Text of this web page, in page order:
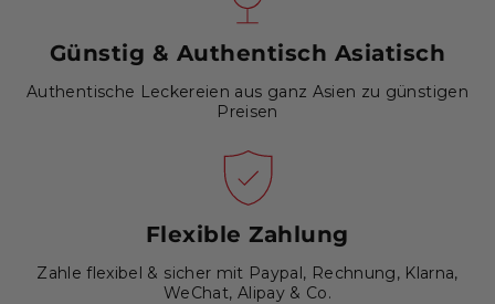
Günstig & Authentisch Asiatisch
Authentische Leckereien aus ganz Asien zu günstigen
Preisen
Flexible Zahlung
Zahle flexibel & sicher mit Paypal, Rechnung, Klarna,
WeChat, Alipay & Co.